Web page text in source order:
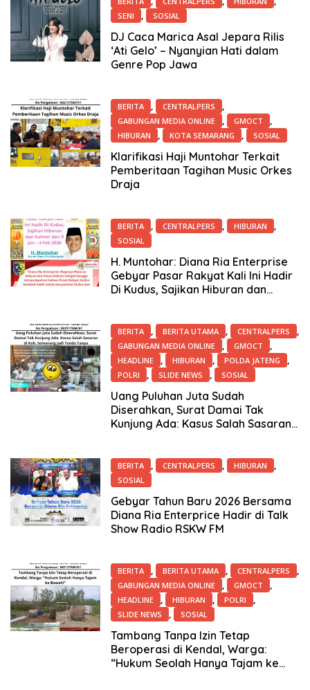
SENI SOSIAL
17 Januari 2026
DJ Caca Marica Asal Jepara Rilis
‘Ati Gelo’ – Nyanyian Hati dalam
Genre Pop Jawa
BERITA CENTRALPERS
GABUNGAN MEDIA ONLINE GMOCT
HIBURAN KOTA SEMARANG SOSIAL
12 Januari 2026
Klarifikasi Haji Muntohar Terkait
Pemberitaan Tagihan Music Orkes
Draja
BERITA CENTRALPERS HIBURAN
SOSIAL
8 Januari 2026
H. Muntohar: Diana Ria Enterprise
Gebyar Pasar Rakyat Kali Ini Hadir
Di Kudus, Sajikan Hiburan dan
BERITA BERITA UTAMA CENTRALPERS
GABUNGAN MEDIA ONLINE GMOCT
HEADLINE HIBURAN POLDA JATENG
POLRI SLIDE NEWS SOSIAL
8 Januari 2026
Uang Puluhan Juta Sudah
Diserahkan, Surat Damai Tak
Kunjung Ada: Kasus Salah Sasaran
BERITA CENTRALPERS HIBURAN
SOSIAL
23 Desember 2025
Gebyar Tahun Baru 2026 Bersama
Diana Ria Enterprice Hadir di Talk
Show Radio RSKW FM
BERITA BERITA UTAMA CENTRALPERS
GABUNGAN MEDIA ONLINE GMOCT
HEADLINE HIBURAN POLRI
SLIDE NEWS SOSIAL
23 Desember 2025
Tambang Tanpa Izin Tetap
Beroperasi di Kendal, Warga:
“Hukum Seolah Hanya Tajam ke